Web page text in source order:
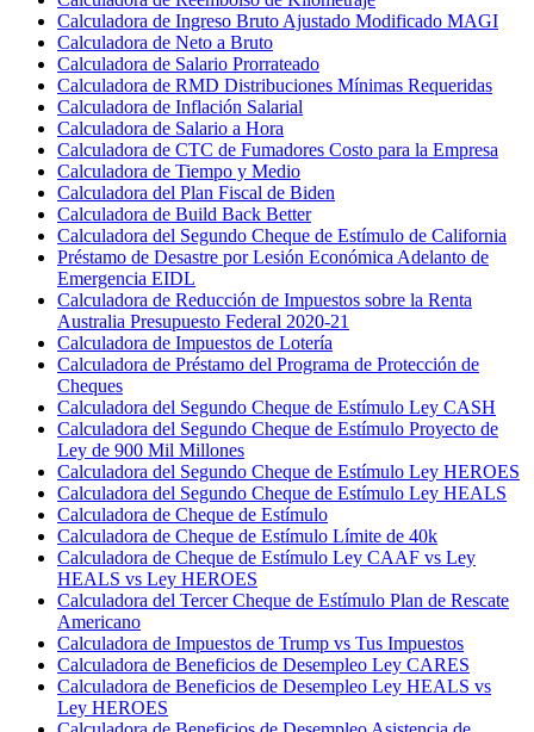
Calculadora de Ingreso Bruto Ajustado Modificado MAGI
Calculadora de Neto a Bruto
Calculadora de Salario Prorrateado
Calculadora de RMD Distribuciones Mínimas Requeridas
Calculadora de Inflación Salarial
Calculadora de Salario a Hora
Calculadora de CTC de Fumadores Costo para la Empresa
Calculadora de Tiempo y Medio
Calculadora del Plan Fiscal de Biden
Calculadora de Build Back Better
Calculadora del Segundo Cheque de Estímulo de California
Préstamo de Desastre por Lesión Económica Adelanto de
Emergencia EIDL
Calculadora de Reducción de Impuestos sobre la Renta
Australia Presupuesto Federal 2020-21
Calculadora de Impuestos de Lotería
Calculadora de Préstamo del Programa de Protección de
Cheques
Calculadora del Segundo Cheque de Estímulo Ley CASH
Calculadora del Segundo Cheque de Estímulo Proyecto de
Ley de 900 Mil Millones
Calculadora del Segundo Cheque de Estímulo Ley HEROES
Calculadora del Segundo Cheque de Estímulo Ley HEALS
Calculadora de Cheque de Estímulo
Calculadora de Cheque de Estímulo Límite de 40k
Calculadora de Cheque de Estímulo Ley CAAF vs Ley
HEALS vs Ley HEROES
Calculadora del Tercer Cheque de Estímulo Plan de Rescate
Americano
Calculadora de Impuestos de Trump vs Tus Impuestos
Calculadora de Beneficios de Desempleo Ley CARES
Calculadora de Beneficios de Desempleo Ley HEALS vs
Ley HEROES